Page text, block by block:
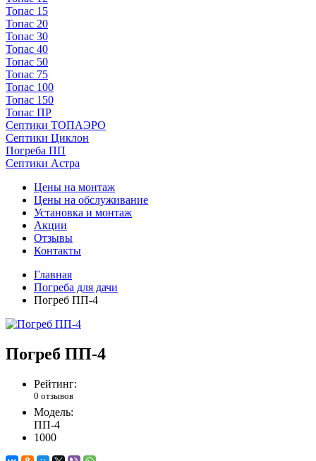
Топас 15
Топас 20
Топас 30
Топас 40
Топас 50
Топас 75
Топас 100
Топас 150
Топас ПР
Септики ТОПАЭРО
Септики Циклон
Погреба ПП
Септики Астра
Цены на монтаж
Цены на обслуживание
Установка и монтаж
Акции
Отзывы
Контакты
Главная
Погреба для дачи
Погреб ПП-4
Погреб ПП-4
Рейтинг:
0 отзывов
Модель:
ПП-4
1000